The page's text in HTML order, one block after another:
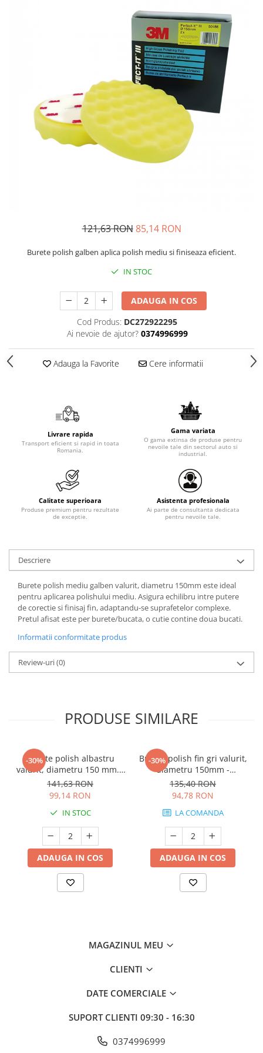
Tinichigerie
121,63 RON 85,14 RON
Burete polish galben aplica polish mediu si finiseaza eficient.
IN STOC
ADAUGA IN COS
Cod Produs: DC272922295
Ai nevoie de ajutor? 0374996999
Adauga la Favorite Cere informatii
Livrare rapida
Transport eficient si rapid in toata
Romania.
Gama variata
O gama extinsa de produse pentru
nevoile tale din sectorul auto si
industrial.
Calitate superioara
Produse premium pentru rezultate
de exceptie.
Asistenta profesionala
Ai parte de consultanta dedicata
pentru nevoile tale.
Descriere
Burete polish mediu galben valurit, diametru 150mm este ideal
pentru aplicarea polishului mediu. Asigura echilibru intre putere
de corectie si finisaj fin, adaptandu-se suprafetelor complexe.
Pretul afisat este per burete/bucata, o cutie contine doua bucati.
Informatii conformitate produs
Review-uri(0)
PRODUSE SIMILARE
-30%
Burete polish albastru
valurit, diametru 150 mm. -
3M.50388
141,63 RON
99,14 RON
IN STOC
ADAUGA IN COS
-30%
Burete polish fin gri valurit,
diametru 150mm -
3M.09378
135,40 RON
94,78 RON
LA COMANDA
ADAUGA IN COS
MAGAZINUL MEU
CLIENTI
DATE COMERCIALE
SUPORT CLIENTI 09:30 - 16:30
0374996999